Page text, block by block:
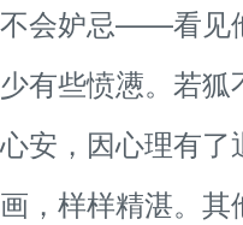
会妒忌——看见
有些愤懑。若
安，因心理有
，样样精湛。